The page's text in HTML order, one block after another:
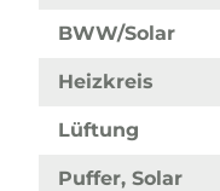
BWW/Solar
Heizkreis
Lüftung
Puffer, Solar